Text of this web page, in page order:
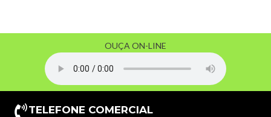
OUÇA ON-LINE
TELEFONE COMERCIAL